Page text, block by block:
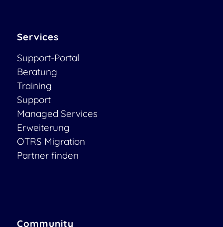
Services
Support-Portal
Beratung
Training
Support
Managed Services
Erweiterung
OTRS Migration
Partner finden
Community